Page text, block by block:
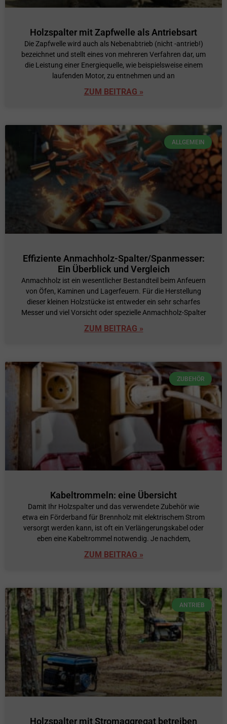
Holzspalter mit Zapfwelle als Antriebsart
Die Zapfwelle wird auch als Nebenabtrieb (nicht -antrieb!)
bezeichnet und stellt eines von mehreren Verfahren dar, um
die Leistung einer Energiequelle, wie beispielsweise einem
laufenden Motor, zu entnehmen und an
ZUM BEITRAG »
ALLGEMEIN
Effiziente Anmachholz-Spalter/Spanmesser:
Ein Überblick und Vergleich
Anmachholz ist ein wesentlicher Bestandteil beim Anfeuern
von Öfen, Kaminen und Lagerfeuern. Für die Herstellung
dieser kleinen Holzstücke ist entweder ein sehr scharfes
Messer und viel Vorsicht oder spezielle Anmachholz-Spalter
ZUM BEITRAG »
ZUBEHÖR
Kabeltrommeln: eine Übersicht
Damit Ihr Holzspalter und das verwendete Zubehör wie
etwa ein Förderband für Brennholz mit elektrischem Strom
versorgt werden kann, ist oft ein Verlängerungskabel oder
eben eine Kabeltrommel notwendig. Je nachdem,
ZUM BEITRAG »
ANTRIEB
Holzspalter mit Stromaggregat betreiben